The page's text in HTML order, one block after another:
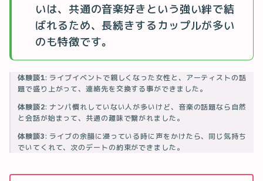
いは、共通の音楽好きという強い絆で結
ばれるため、長続きするカップルが多い
のも特徴です。
体験談1: ライブイベントで親しくなった女性と、アーティストの話
題で盛り上がって、連絡先を交換する事ができました。
体験談2: ナンパ慣れしていない人が多いけど、音楽の話題なら自然
と会話が始まって、共通の趣味で繋がれました。
体験談3: ライブの余韻に浸っている時に声をかけたら、同じ気持ち
でいてくれて、次のデートの約束ができました。